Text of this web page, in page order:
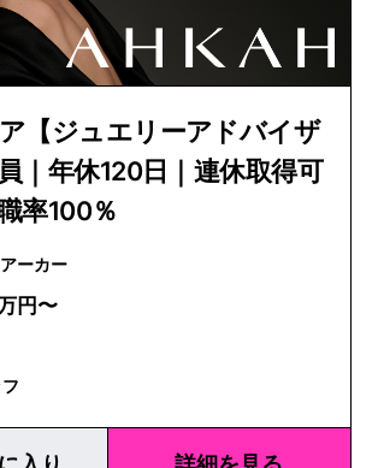
【ジュエリーアドバイザ
｜年休120日｜連休取得可
率100％
AHKAH | アーカー
円〜